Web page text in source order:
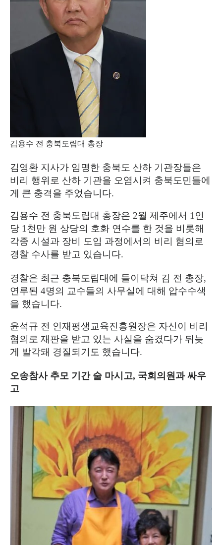
김용수 전 충북도립대 총장
김영환 지사가 임명한 충북도 산하 기관장들은
비리 행위로 산하 기관을 오염시켜 충북도민들에
게 큰 충격을 주었습니다.
김용수 전 충북도립대 총장은 2월 제주에서 1 인
당 1 천만 원 상당의 호화 연수를 한 것을 비롯해
각종 시설과 장비 도입 과정에서의 비리 혐의로
경찰 수사를 받고 있습니다.
경찰은 최근 충북도립대에 들이닥쳐 김 전 총장,
연루된 4명의 교수들의 사무실에 대해 압수수색
을 했습니다.
윤석규 전 인재평생교육진흥원장은 자신이 비리
혐의로 재판을 받고 있는 사실을 숨겼다가 뒤늦
게 발각돼 경질되기도 했습니다.
오송참사 추모 기간 술 마시고, 국회의원과 싸우
고